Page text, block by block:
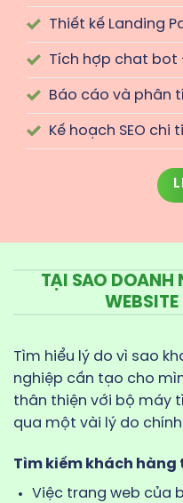
Thiết kế Landing
Tích hợp chat bot
Báo cáo và phân
Kế hoạch SEO chi
TẠI SAO DOANH
Tìm hiểu lý do vì sao
nghiệp cần tạo cho
thân thiện với bộ máy
qua một vài lý do
Tìm kiếm khách hàng
Việc trang web của